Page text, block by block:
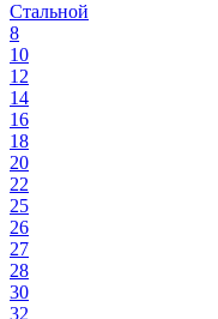
Стальной
8
10
12
14
16
18
20
22
25
26
27
28
30
32